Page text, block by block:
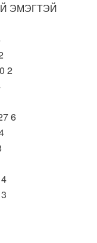
ЭМЭГТЭЙ
2
6